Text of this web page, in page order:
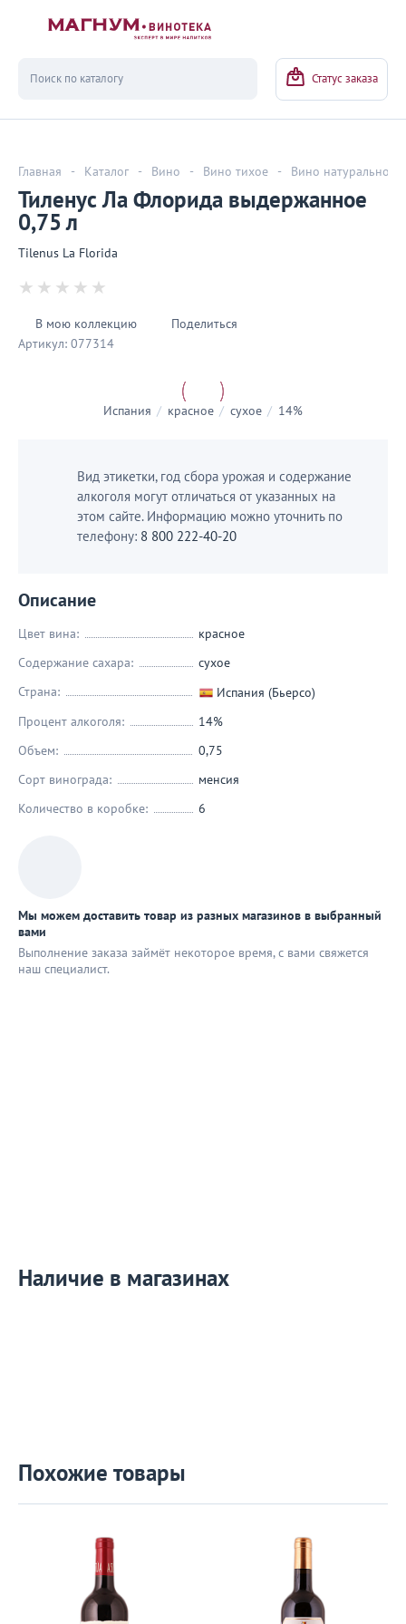
Статус заказа
Главная - Каталог - Вино - Вино тихое - Вино натуральное
Тиленус Ла Флорида выдержанное
0,75 л
Tilenus La Florida
В мою коллекцию
Поделиться
Артикул: 077314
Испания / красное / сухое / 14%
Вид этикетки, год сбора урожая и содержание
алкоголя могут отличаться от указанных на
этом сайте. Информацию можно уточнить по
телефону: 8 800 222-40-20
Описание
Цвет вина:
красное
Содержание сахара:
сухое
Страна:
Испания (Бьерсо)
Процент алкоголя:
14%
Объем:
0,75
Сорт винограда:
менсия
Количество в коробке:
6
Мы можем доставить товар из разных магазинов в выбранный
вами
Выполнение заказа займёт некоторое время, с вами свяжется
наш специaлист.
Наличие в магазинах
Похожие товары